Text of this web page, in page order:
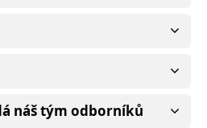
náš tým odborníků